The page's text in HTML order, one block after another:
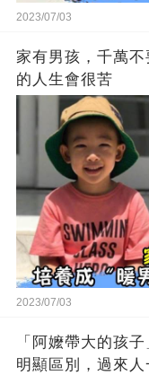
2023/07/03
家有男孩，千萬
的人生會很苦
2023/07/03
「阿嬤帶大的孩
明顯區別，過來人